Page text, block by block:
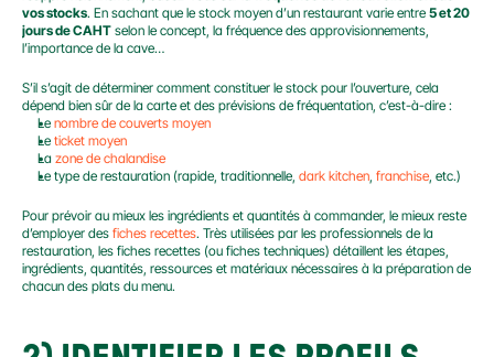
vos stocks. En sachant que le stock moyen d’un restaurant varie entre 5 et 20
jours de CAHT selon le concept, la fréquence des approvisionnements,
l’importance de la cave…
S’il s’agit de déterminer comment constituer le stock pour l’ouverture, cela
dépend bien sûr de la carte et des prévisions de fréquentation, c’est-à-dire :
Le nombre de couverts moyen
Le ticket moyen
La zone de chalandise
Le type de restauration (rapide, traditionnelle, dark kitchen, franchise, etc.)
Pour prévoir au mieux les ingrédients et quantités à commander, le mieux reste
d’employer des fiches recettes. Très utilisées par les professionnels de la
restauration, les fiches recettes (ou fiches techniques) détaillent les étapes,
ingrédients, quantités, ressources et matériaux nécessaires à la préparation de
chacun des plats du menu.